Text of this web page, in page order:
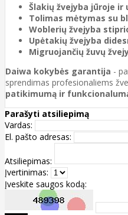
Šlakių žvejyba jūroje ir
Tolimas mėtymas su
Woblerių žvejyba
Upėtakių žvejyba
Migruojančių žuvų
Daiwa kokybės garantija -
sprendimas profesionaliems
patikimumą ir
Parašyti atsiliepimą
Vardas:
El. pašto adresas:
Atsiliepimas:
Įvertinimas:
Įveskite saugos kodą: